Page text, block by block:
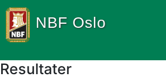
NBF Oslo
Resultater